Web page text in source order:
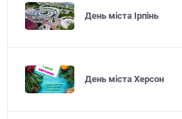
День міста Ірпінь
День міста Херсон